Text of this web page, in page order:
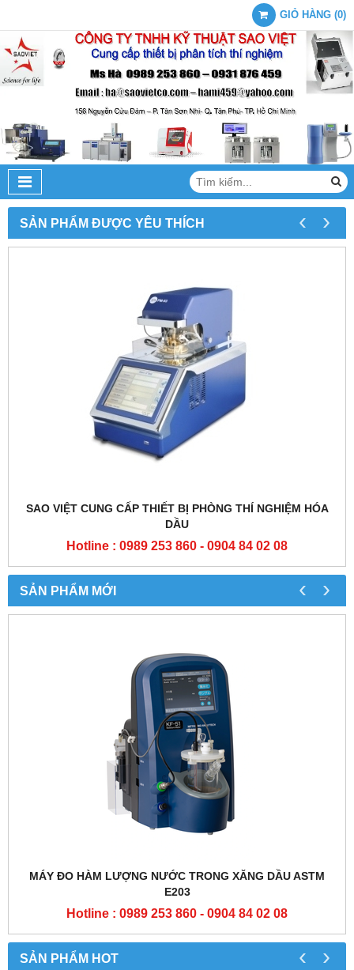
GIỎ HÀNG (0)
SẢN PHẨM ĐƯỢC YÊU THÍCH
SAO VIỆT CUNG CẤP THIẾT BỊ PHÒNG THÍ NGHIỆM HÓA
DẦU
Hotline : 0989 253 860 - 0904 84 02 08
‹ ›
SẢN PHẨM MỚI
MÁY ĐO HÀM LƯỢNG NƯỚC TRONG XĂNG DẦU ASTM
E203
Hotline : 0989 253 860 - 0904 84 02 08
‹ ›
SẢN PHẨM HOT ‹ ›